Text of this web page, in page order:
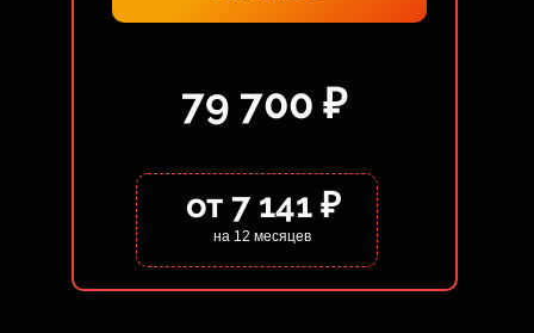
79 700 ₽
от 7 141 ₽
на 12 месяцев